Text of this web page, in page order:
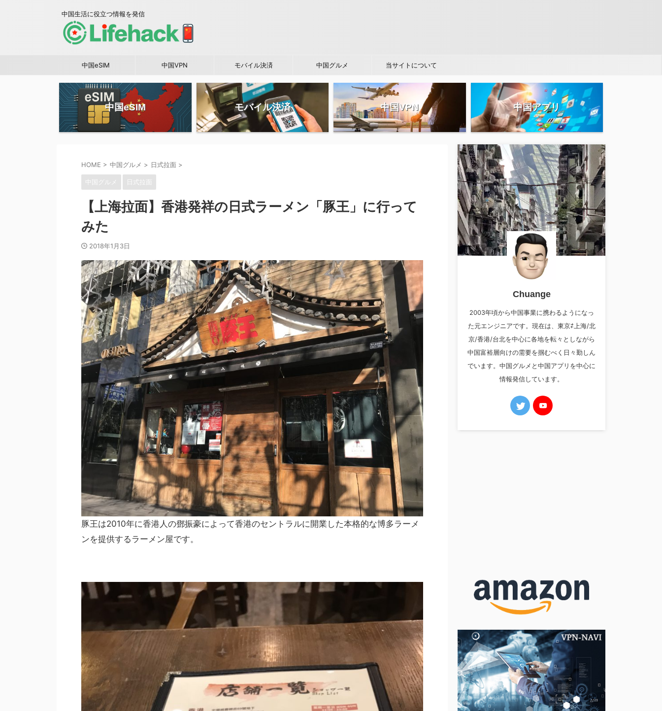
中国生活に役立つ情報を発信
中国eSIM 中国VPN モバイル決済 中国グルメ 当サイトについて
中国eSIM モバイル決済 中国VPN 中国アプリ
HOME > 中国グルメ > 日式拉面 >
中国グルメ 日式拉面
【上海拉面】香港発祥の日式ラーメン「豚王」に行って
みた
2018年1月3日
豚王は2010年に香港人の鄧振豪によって香港のセントラルに開業した本格的な博多ラーメ
ンを提供するラーメン屋です。
Chuange
2003年頃から中国事業に携わるようになっ
た元エンジニアです。現在は、東京⇄上海/北
京/香港/台北を中心に各地を転々としながら
中国富裕層向けの需要を掴むべく日々勤しん
でいます。中国グルメと中国アプリを中心に
情報発信しています。